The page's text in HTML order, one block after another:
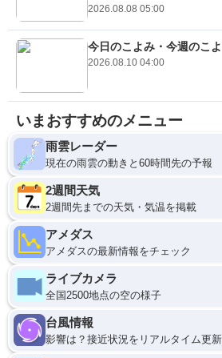
2026.08.08 05:00
今日のこよみ・今週のこ
2026.08.10 04:00
いまおすすめのメニュー
雨雲レーダー
現在の雨雲の動きと60時間先の予報
2週間天気
2週間先までの天気・気温を掲載
アメダス
アメダスの最新情報をチェック
ライブカメラ
全国2500地点の空の様子
台風情報
影響は？接近状況をリアルタイム更新